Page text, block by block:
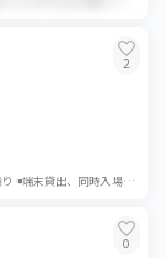
2
◾️アプグレまたはFC1次、当方が選ばなかったお席をお譲り ◾️端末貸出、同時入場予定 ※ゲート分けの状況によりログインや端末貸出(身分証交換)をお願いする可...
0